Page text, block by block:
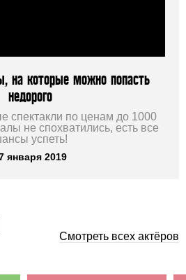
на которые можно попасть
недорого
спектакли по ценам до 1000
не спохватились, есть все
успеть!
января 2019
Смотреть всех актёров